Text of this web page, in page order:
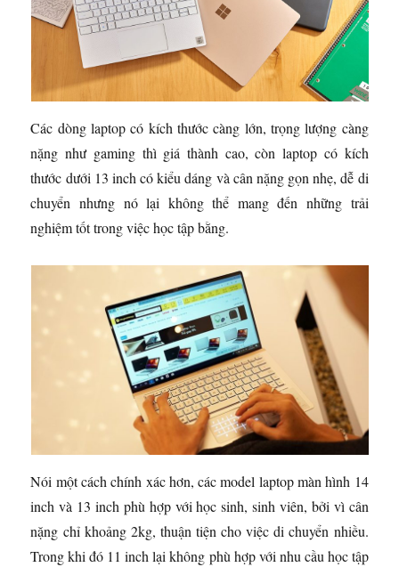
Các dòng laptop có kích thước càng lớn, trọng lượng càng
nặng như gaming thì giá thành cao, còn laptop có kích
thước dưới 13 inch có kiểu dáng và cân nặng gọn nhẹ, dễ di
chuyển nhưng nó lại không thể mang đến những trải
nghiệm tốt trong việc học tập bằng.
Nói một cách chính xác hơn, các model laptop màn hình 14
inch và 13 inch phù hợp với học sinh, sinh viên, bởi vì cân
nặng chỉ khoảng 2kg, thuận tiện cho việc di chuyển nhiều.
Trong khi đó 11 inch lại không phù hợp với nhu cầu học tập